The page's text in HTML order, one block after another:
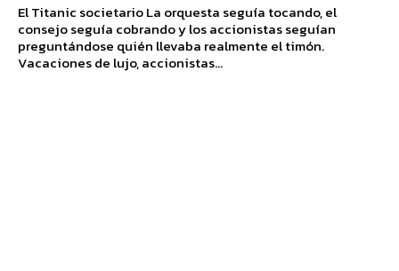
El Titanic societario La orquesta seguía tocando, el
consejo seguía cobrando y los accionistas seguían
preguntándose quién llevaba realmente el timón.
Vacaciones de lujo, accionistas...